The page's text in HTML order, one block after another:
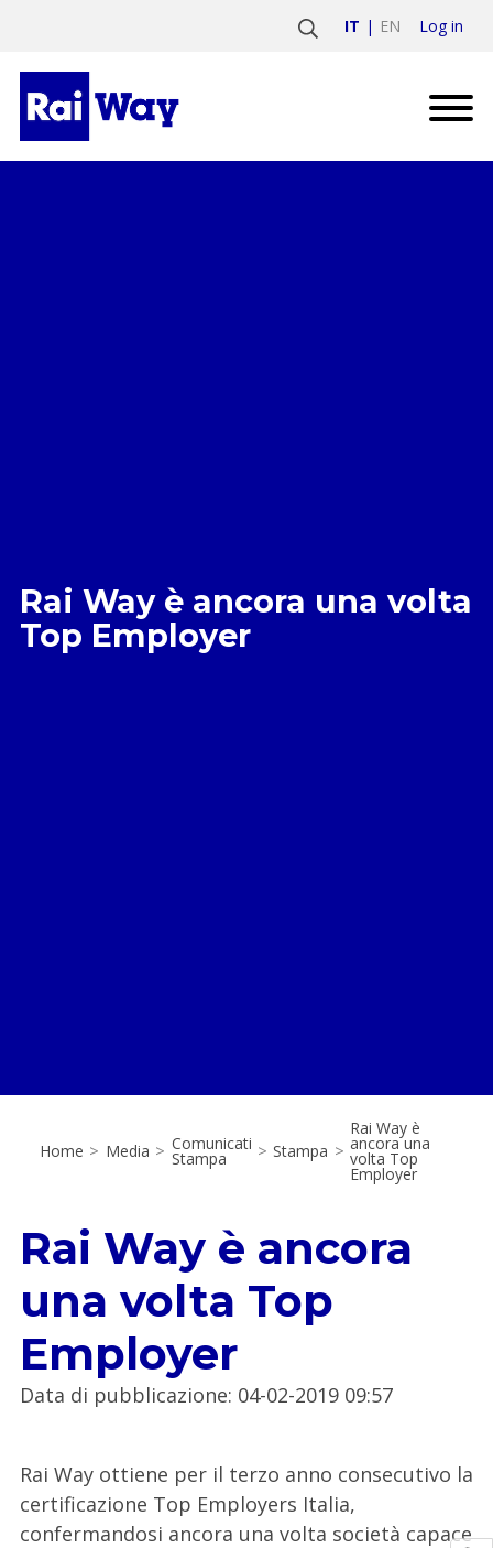
IT EN Log in
Rai Way è ancora una volta
Top Employer
Home > Media > Comunicati
Stampa > Stampa >
Rai Way è
ancora una
volta Top
Employer
Rai Way è ancora
una volta Top
Employer
Data di pubblicazione: 04-02-2019 09:57
Rai Way ottiene per il terzo anno consecutivo la
certificazione Top Employers Italia,
confermandosi ancora una volta società capace